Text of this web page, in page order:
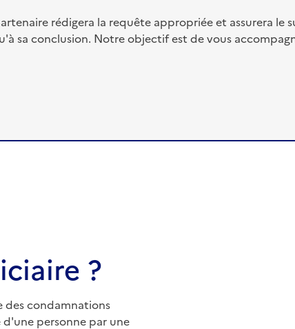
rédigera la requête appropriée et assurera le
sa conclusion. Notre objectif est de vous
?
des condamnations
personne par une